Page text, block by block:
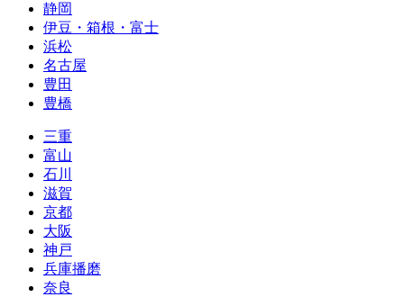
静岡
伊豆・箱根・富士
浜松
名古屋
豊田
豊橋
三重
富山
石川
滋賀
京都
大阪
神戸
兵庫播磨
奈良